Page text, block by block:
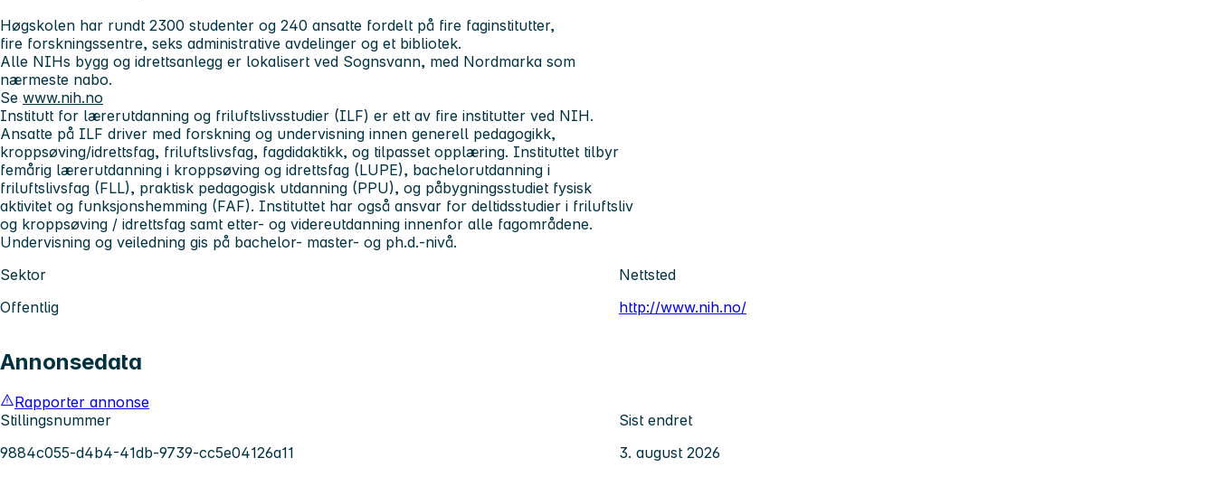
Høgskolen har rundt 2300 studenter og 240 ansatte fordelt på fire faginstitutter,
fire forskningssentre, seks administrative avdelinger og et bibliotek.
Alle NIHs bygg og idrettsanlegg er lokalisert ved Sognsvann, med Nordmarka som
nærmeste nabo.
Se www.nih.no
Institutt for lærerutdanning og friluftslivsstudier (ILF) er ett av fire institutter ved NIH.
Ansatte på ILF driver med forskning og undervisning innen generell pedagogikk,
kroppsøving/idrettsfag, friluftslivsfag, fagdidaktikk, og tilpasset opplæring. Instituttet tilbyr
femårig lærerutdanning i kroppsøving og idrettsfag (LUPE), bachelorutdanning i
friluftslivsfag (FLL), praktisk pedagogisk utdanning (PPU), og påbygningsstudiet fysisk
aktivitet og funksjonshemming (FAF). Instituttet har også ansvar for deltidsstudier i friluftsliv
og kroppsøving / idrettsfag samt etter- og videreutdanning innenfor alle fagområdene.
Undervisning og veiledning gis på bachelor- master- og ph.d.-nivå.
Sektor
Offentlig
Nettsted
http://www.nih.no/
Annonsedata
Rapporter annonse
Stillingsnummer
9884c055-d4b4-41db-9739-cc5e04126a11
Sist endret
3. august 2026